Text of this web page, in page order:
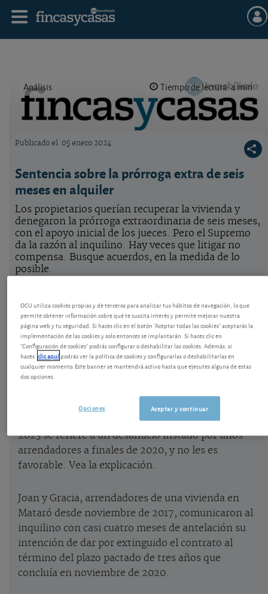
Análisis Tiempo de lectura: 4 min.
Publicado el 05 enero 2024
Sentencia sobre la prórroga extra de seis
meses en alquiler
Los propietarios querían recuperar la vivienda y
denegaron la prórroga extraordinaria de seis meses,
con el apoyo inicial de los jueces. Pero el Supremo
da la razón al inquilino. Hay veces que litigar no
compensa. Busque acuerdos, en la medida de lo
posible.
El desahucio del alquiler llega al Supremo
Hay ocasiones en las que antes de litigar hay que
pensárselo y asesorarse bien, evaluando los riesgos
y beneficios antes de presentar una demanda,
evitando apoyarnos en interpretaciones de la Ley
La sentencia del Supremo de 21 de diciembre de
2023 se refiere a un desahucio instado por unos
arrendadores a finales de 2020, y no les es
favorable. Vea la explicación.
Joan y Gracia, arrendadores de una vivienda en
Mataró desde noviembre de 2017, comunicaron al
inquilino con casi cuatro meses de antelación su
intención de dar por extinguido el contrato al
término del plazo pactado de tres años que
concluía en noviembre de 2020.
OCU utiliza cookies propias y de terceros para analizar tus hábitos de navegación, lo que
permite obtener información sobre qué te suscita interés y permite mejorar nuestra
página web y tu seguridad. Si haces clic en el botón "Aceptar todas las cookies" aceptarás la
implementación de las cookies y solo entonces se implantarán. Si haces clic en
"Configuración de cookies" podrás configurar o deshabilitar las cookies. Además, si
haces clic aquípodrás ver la política de cookies y configurarlas o deshabilitarlas en
cualquier momento. Este banner se mantendrá activo hasta que ejecutes alguna de estas
dos opciones.
Aceptar y continuar
Opciones